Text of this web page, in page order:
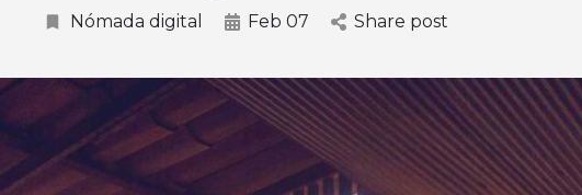
Nómada digital Feb 07 Share post